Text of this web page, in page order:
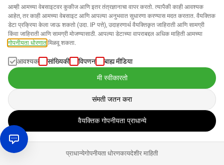
व्यवसाय निर्माण करू शकतात.
Amazon एक स्वयंपूर्ण starter नाही – परंतु योग्य ज्ञान आणि चांगल्या
विचारलेल्या रणनीतीसह, मार्केटप्लेसच्या संभाव्यतेचा पूर्णपणे लाभ घेता येतो.
वारंवार विचारले जाणारे प्रश्न
विक्रीसाठी दोन योजना आहेत: वैयक्तिक विक्रेत्या म्हणून, तुम्ही
विकलेल्या प्रत्येक वस्तूसाठी €0.99 भरता, तर व्यावसायिक योजनेचा
दर €39 आहे. याशिवाय, दोन्ही योजनांवर विक्री आयोग लागतो, जो
खासगी व्यक्ती Amazon वर वस्त्र विकू शकते का?
आम्ही आमच्या वेबसाइटवर कुकीज आणि इतर तंत्रज्ञानाचा वापर करतो. त्यापैकी काही आवश्यक
आहेत, तर काही आमच्या वेबसाइट आणि आपल्या अनुभवात सुधारणा करण्यास मदत करतात. वैयक्तिक
डेटा प्रक्रिया केला जाऊ शकतो (उदा. IP पत्ते), उदाहरणार्थ वैयक्तिकृत जाहिराती आणि सामग्री
किंवा जाहिराती आणि सामग्री मोजण्यासाठी. आपल्या डेटाच्या वापराबद्दल अधिक माहिती आमच्या
गोपनीयता धोरणात मिळवू शकता.
आवश्यक सांख्यिकी विपणन बाह्य मीडिया
मी स्वीकारतो
संमती जतन करा
वैयक्तिक गोपनीयता प्राधान्ये
प्राधान्येगोपनीयता धोरणकायदेशीर माहिती